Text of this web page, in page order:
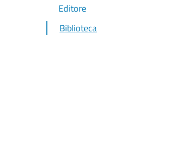
Editore
Biblioteca